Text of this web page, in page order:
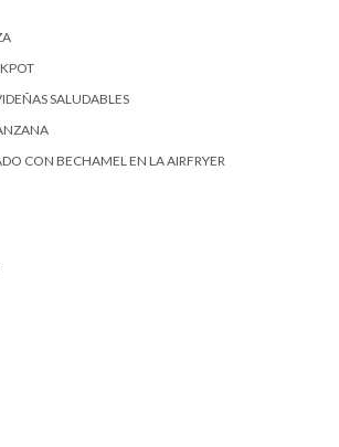
SALUDABLES
CON BECHAMEL EN LA AIRFRYER